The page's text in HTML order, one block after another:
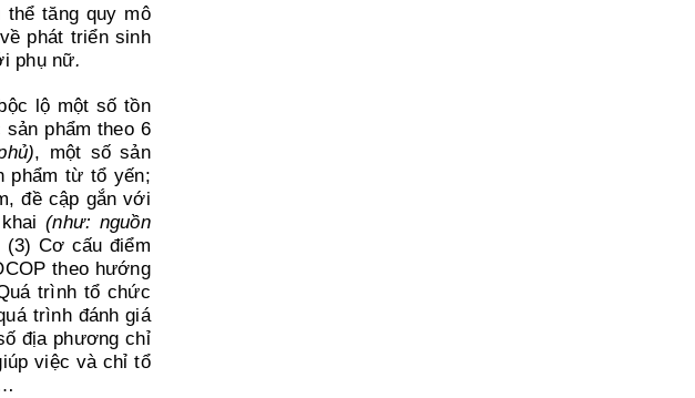
tăng quy mô
phát triển sinh
phụ nữ.
lộ một số tồn
phẩm theo 6
, một số sản
phẩm từ tổ yến;
đề cập gắn với
khai(như: nguồn
(3) Cơ cấu điểm
theo hướng
trình tổ chức
trình đánh giá
địa phương chỉ
việc và chỉ tổ